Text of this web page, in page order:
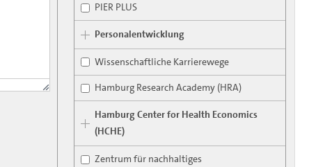
PIER PLUS
Personalentwicklung
Wissenschaftliche Karrierewege
Hamburg Research Academy (HRA)
Hamburg Center for Health Economics
(HCHE)
Zentrum für nachhaltiges